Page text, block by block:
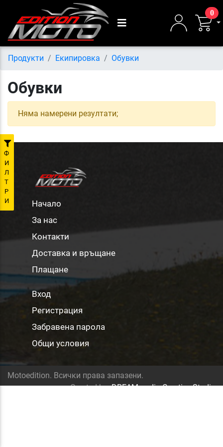
0
Продукти Екипировка Обувки
Ф
И
Л
Т
Р
И
Обувки
Няма намерени резултати;
Начало
За нас
Контакти
Доставка и връщане
Плащане
Вход
Регистрация
Забравена парола
Общи условия
Motoedition. Всички права запазени.
Created by:DREAMmedia Creative Studio